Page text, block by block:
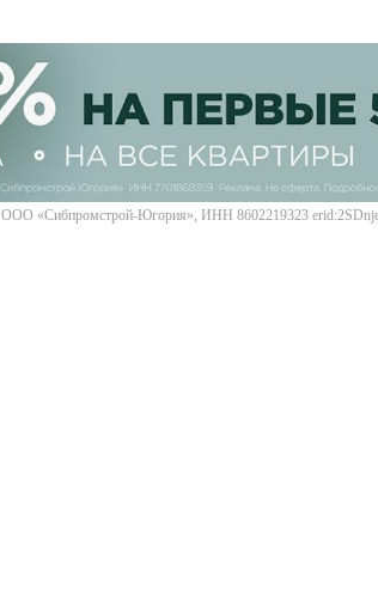
ООО «Сибпромстрой-Югория», ИНН 8602219323